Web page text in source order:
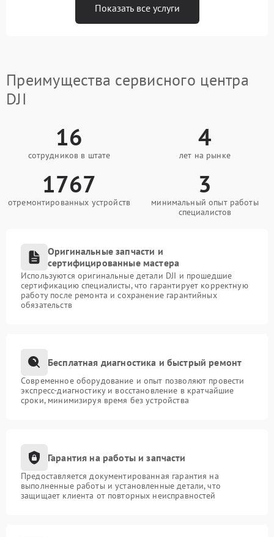
Показать все услуги
Преимущества сервисного центра
DJI
16
сотрудников в штате
4
лет на рынке
1767
отремонтированных устройств
3
минимальный опыт работы
специалистов
Оригинальные запчасти и
сертифицированные мастера
Используются оригинальные детали DJI и прошедшие
сертификацию специалисты, что гарантирует корректную
работу после ремонта и сохранение гарантийных
обязательств
Бесплатная диагностика и быстрый ремонт
Современное оборудование и опыт позволяют провести
экспресс-диагностику и восстановление в кратчайшие
сроки, минимизируя время без устройства
Гарантия на работы и запчасти
Предоставляется документированная гарантия на
выполненные работы и установленные детали, что
защищает клиента от повторных неисправностей